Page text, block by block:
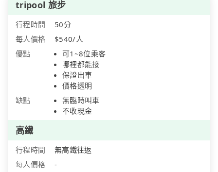
tripool 旅步
行程時間
50分
每人價格
$540/人
優點
可1~8位乘客
哪裡都能接
保證出車
價格透明
缺點
無臨時叫車
不收現金
高鐵
行程時間
無高鐵往返
每人價格
-